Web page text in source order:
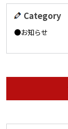
Category
お知らせ